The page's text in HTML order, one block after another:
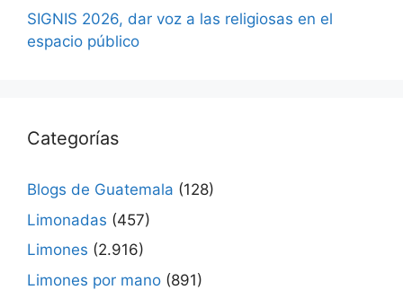
SIGNIS 2026, dar voz a las religiosas en el
espacio público
Categorías
Blogs de Guatemala (128)
Limonadas (457)
Limones (2.916)
Limones por mano (891)